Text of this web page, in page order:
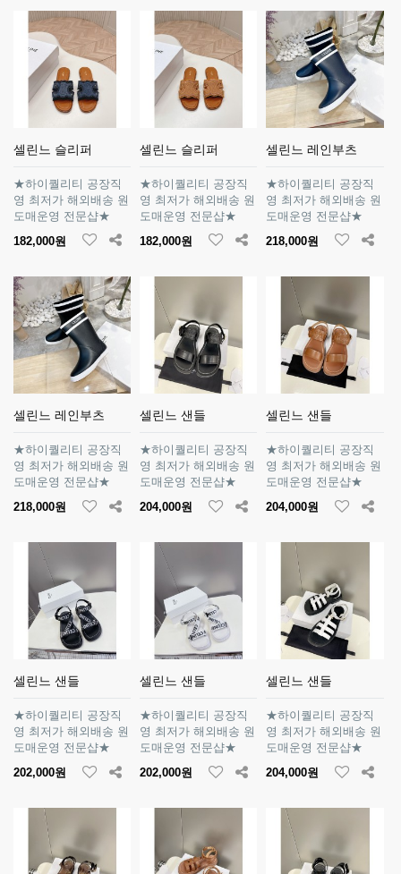
셀린느 슬리퍼
★하이퀄리티 공장직
영 최저가 해외배송 원
도매운영 전문샵★
182,000원
셀린느 슬리퍼
★하이퀄리티 공장직
영 최저가 해외배송 원
도매운영 전문샵★
182,000원
셀린느 레인부츠
★하이퀄리티 공장직
영 최저가 해외배송 원
도매운영 전문샵★
218,000원
셀린느 레인부츠
★하이퀄리티 공장직
영 최저가 해외배송 원
도매운영 전문샵★
218,000원
셀린느 샌들
★하이퀄리티 공장직
영 최저가 해외배송 원
도매운영 전문샵★
204,000원
셀린느 샌들
★하이퀄리티 공장직
영 최저가 해외배송 원
도매운영 전문샵★
204,000원
셀린느 샌들
★하이퀄리티 공장직
영 최저가 해외배송 원
도매운영 전문샵★
202,000원
셀린느 샌들
★하이퀄리티 공장직
영 최저가 해외배송 원
도매운영 전문샵★
202,000원
셀린느 샌들
★하이퀄리티 공장직
영 최저가 해외배송 원
도매운영 전문샵★
204,000원